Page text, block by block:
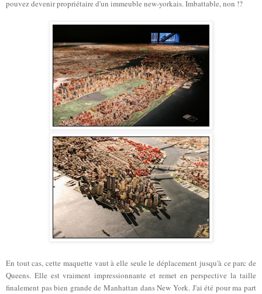
pouvez devenir propriétaire d'un immeuble new-yorkais. Imbattable, non !?
En tout cas, cette maquette vaut à elle seule le déplacement jusqu'à ce parc de
Queens. Elle est vraiment impressionnante et remet en perspective la taille
finalement pas bien grande de Manhattan dans New York. J'ai été pour ma part